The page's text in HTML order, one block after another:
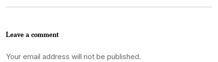
Leave a comment
Your email address will not be published.